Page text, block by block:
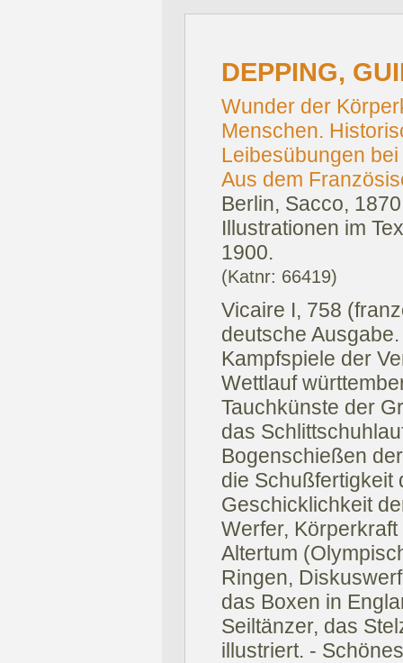
DEPPING,
Wunder der
Menschen.
Leibesübungen
Aus dem
Berlin, Sacco,
Illustrationen im
1900.
(Katnr: 66419)
Vicaire I, 758
deutsche
Kampfspiele der
Wettlauf
Tauchkünste der
das
Bogenschießen
die Schußfertigkeit
Geschicklichkeit
Werfer,
Altertum
Ringen,
das Boxen in
Seiltänzer, das
illustriert. -